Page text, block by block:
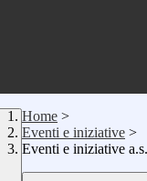
Home >
Eventi e iniziative >
Eventi e iniziative